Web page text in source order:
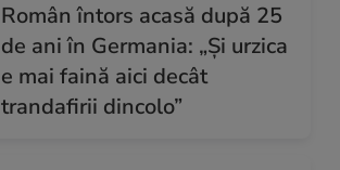
Român întors acasă după 25
de ani în Germania: „Și urzica
e mai faină aici decât
trandafirii dincolo”